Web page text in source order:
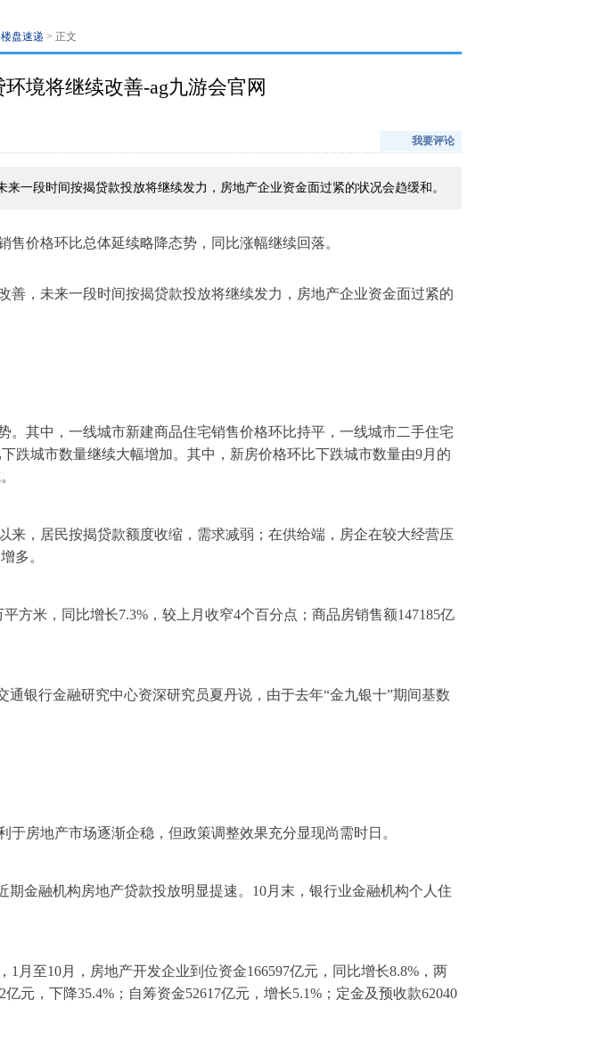
楼盘速递 > 正文
境将继续改善-ag九游会官网
我要评论
一段时间按揭贷款投放将继续发力，房地产企业资金面过紧的状况会趋缓和。
售价格环比总体延续略降态势，同比涨幅继续回落。
，未来一段时间按揭贷款投放将继续发力，房地产企业资金面过紧的
其中，一线城市新建商品住宅销售价格环比持平，一线城市二手住宅
跌城市数量继续大幅增加。其中，新房价格环比下跌城市数量由9月的
来，居民按揭贷款额度收缩，需求减弱；在供给端，房企在较大经营压
多。
方米，同比增长7.3%，较上月收窄4个百分点；商品房销售额147185亿
银行金融研究中心资深研究员夏丹说，由于去年“金九银十”期间基数
房地产市场逐渐企稳，但政策调整效果充分显现尚需时日。
金融机构房地产贷款投放明显提速。10月末，银行业金融机构个人住
月至10月，房地产开发企业到位资金166597亿元，同比增长8.8%，两
元，下降35.4%；自筹资金52617亿元，增长5.1%；定金及预收款62040